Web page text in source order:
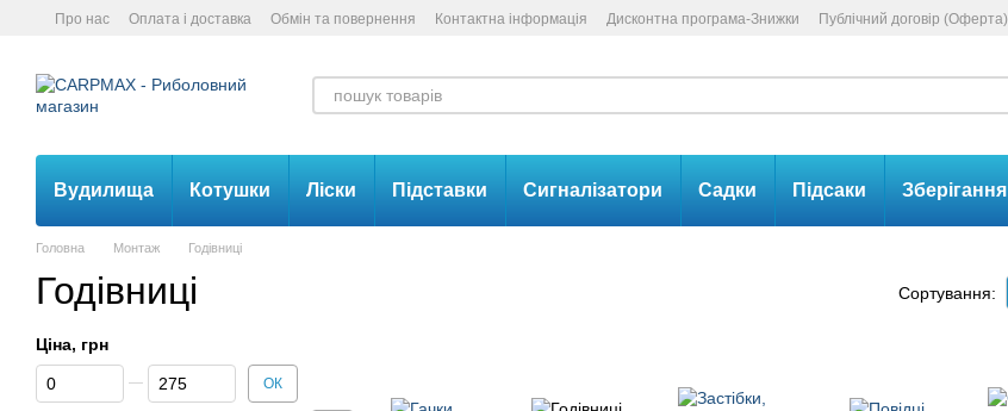
Перейти до основного контенту
Про нас Оплата і доставка Обмін та повернення Контактна інформація Дисконтна програма-Знижки Публічний договір (Оферта)
Вудилища Котушки Ліски Підставки Сигналізатори Садки Підсаки Зберігання
Головна Монтаж Годівниці
Годівниці Сортування:
Ціна, грн
Від Ціна, грн
До Ціна, грн ОК